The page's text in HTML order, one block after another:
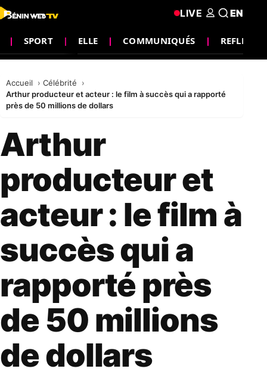
SPORT ELLE COMMUNIQUÉS
LIVE EN
Accueil
Célébrité
Arthur producteur et acteur : le film à succès qui a rapporté
près de 50 millions de dollars
Arthur
producteur et
acteur : le film à
succès qui a
rapporté près
de 50 millions
de dollars